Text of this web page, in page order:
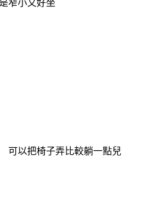
窄小又好坐
可以把椅子弄比較躺一點兒